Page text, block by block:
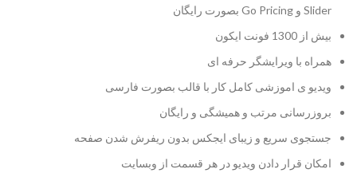
Slider و Go Pricing بصورت رایگان
بیش از 1300 فونت ایکون
همراه با ویرایشگر حرفه ای
ویدیو ی اموزشی کامل کار با قالب بصورت فارسی
بروزرسانی مرتب و همیشگی و رایگان
جستجوی سریع و زیبای ایجکس بدون ریفرش شدن صفحه
امکان قرار دادن ویدیو در هر قسمت از وبسایت